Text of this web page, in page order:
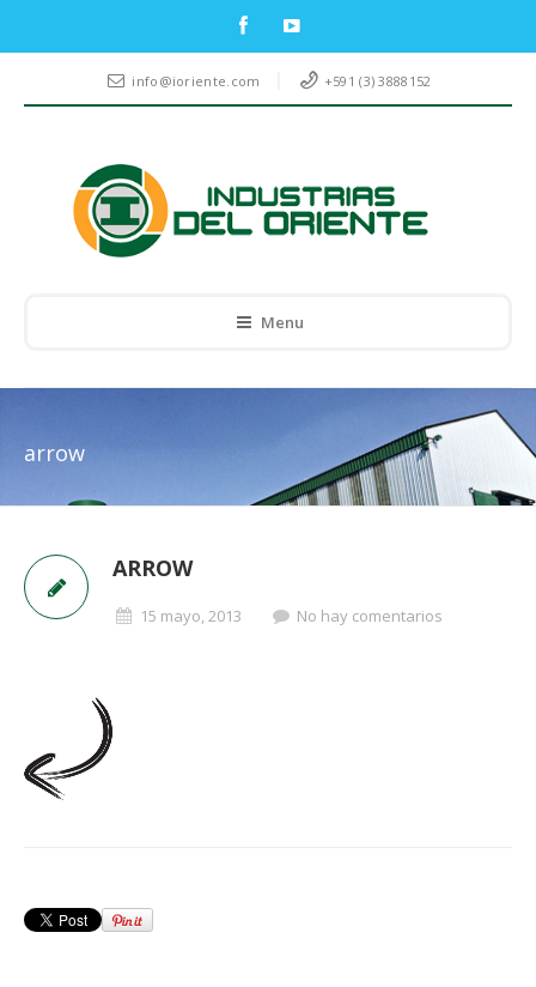
info@ioriente.com +591 (3) 3888152
Menu
arrow
ARROW
15 mayo, 2013 No hay comentarios